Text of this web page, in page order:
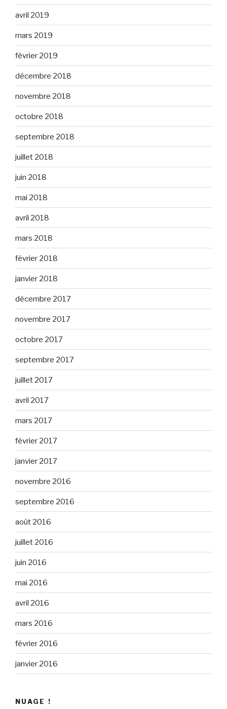
avril 2019
mars 2019
février 2019
décembre 2018
novembre 2018
octobre 2018
septembre 2018
juillet 2018
juin 2018
mai 2018
avril 2018
mars 2018
février 2018
janvier 2018
décembre 2017
novembre 2017
octobre 2017
septembre 2017
juillet 2017
avril 2017
mars 2017
février 2017
janvier 2017
novembre 2016
septembre 2016
août 2016
juillet 2016
juin 2016
mai 2016
avril 2016
mars 2016
février 2016
janvier 2016
NUAGE !